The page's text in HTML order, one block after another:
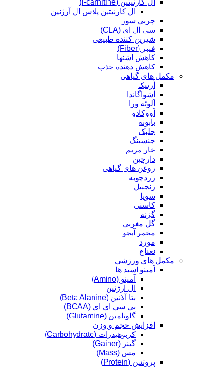
ال کارنیتین (l-carnitine)
ال کارنیتین پلاس ال آرژنین
چربی سوز
سی ال ای (CLA)
شیرین کننده طبیعی
فیبر (Fiber)
کاهش اشتها
کاهش دهنده جذب
مکمل های گیاهی
آرنیکا
آشواگاندا
آلوئه ورا
آووکادو
بابونه
جلبک
جنسینگ
خار مریم
دارچین
روغن های گیاهی
زردچوبه
زنجبیل
سویا
کاسنی
گزنه
گل مغربی
مخمر آبجو
مورد
نعناع
مکمل های ورزشی
آمینو اسید ها
آمینو (Amino)
ال آرژنین
بتا آلانین (Beta Alanine)
بی سی ای ای (BCAA)
گلوتامین (Glutamine)
افزایش حجم و وزن
کربوهیدرات (Carbohydrate)
گینر (Gainer)
مس (Mass)
پروتئین (Protein)